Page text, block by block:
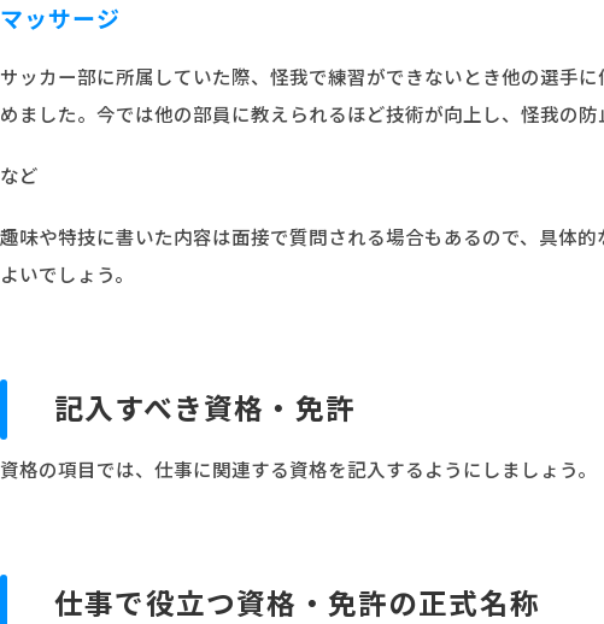
マッサージ
サッカー部に所属していた際、怪我で練習ができないとき他の選手
めました。今では他の部員に教えられるほど技術が向上し、怪我の防
など
趣味や特技に書いた内容は面接で質問される場合もあるので、具体
よいでしょう。
記入すべき資格・免許
資格の項目では、仕事に関連する資格を記入するようにしましょう。
仕事で役立つ資格・免許の正式名称